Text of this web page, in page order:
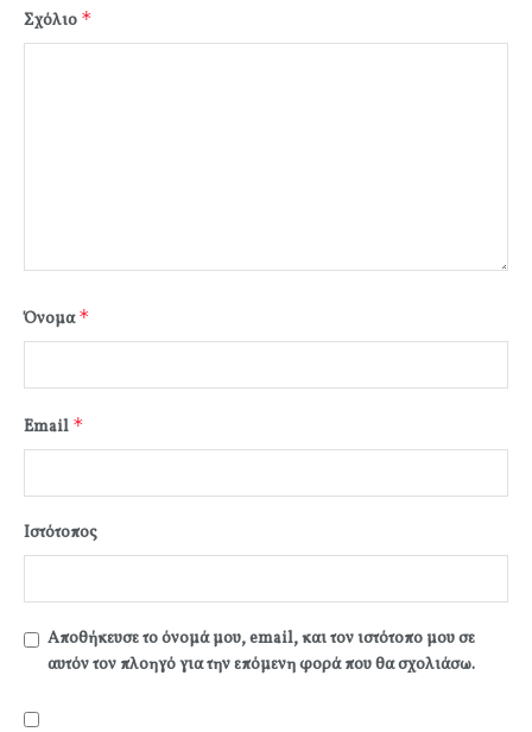
Σχόλιο *
Όνομα*
Email *
Ιστότοπος
Αποθήκευσε το όνομά μου, email, και τον ιστότοπο μου σε
αυτόν τον πλοηγό για την επόμενη φορά που θα σχολιάσω.